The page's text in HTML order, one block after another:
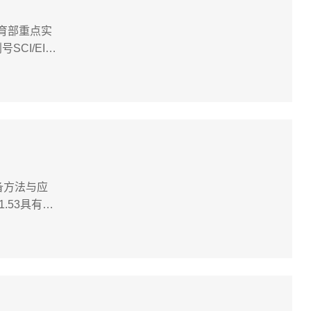
部重点实
SCI/EI/
法与应
具有比